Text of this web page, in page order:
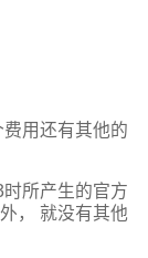
用还有其他的
所产生的官方
， 就没有其他